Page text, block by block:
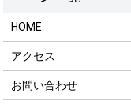
HOME
アクセス
お問い合わせ